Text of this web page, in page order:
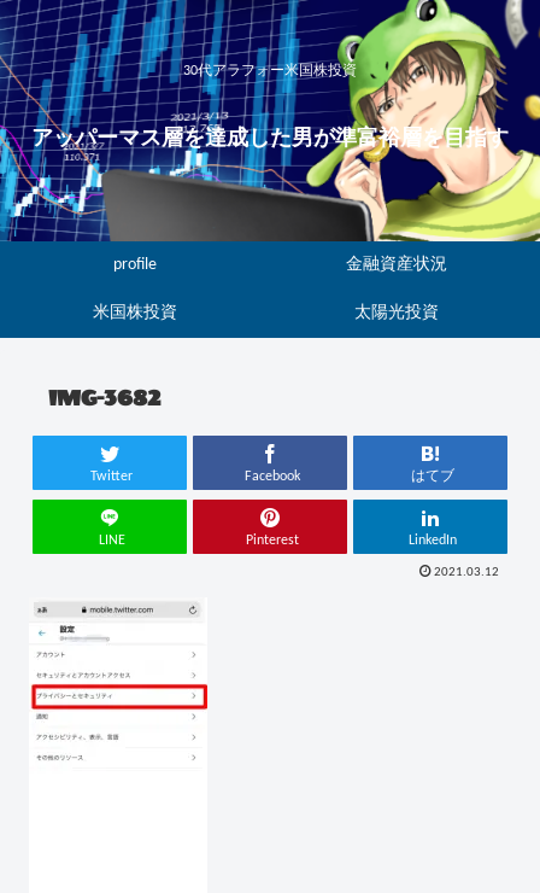
30代アラフォー米国株投資
アッパーマス層を達成した男が準富裕層を目指す
profile 金融資産状況
米国株投資 太陽光投資
IMG-3682
Twitter Facebook はてブ
LINE Pinterest LinkedIn
2021.03.12